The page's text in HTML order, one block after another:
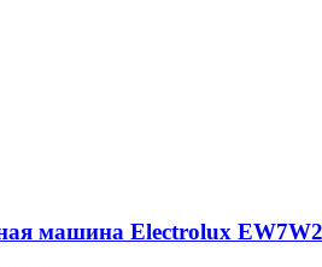
машина Electrolux